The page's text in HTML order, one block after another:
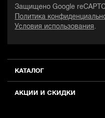
КАТАЛОГ
АКЦИИ И СКИДКИ
Защищено Google
Политика
Условия использования .